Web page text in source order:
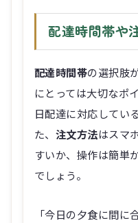
配達時間帯や
配達時間帯の選択肢
にとっては大切なポ
日配達に対応してい
た、 注文方法はスマ
すいか、操作は簡単
でしょう。
「今日の夕食に間に